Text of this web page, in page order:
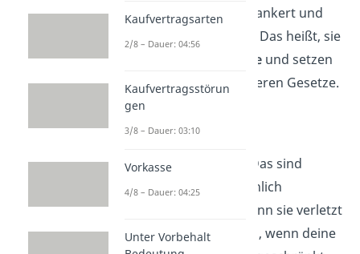
Landesverfassungen verankert und
haben
. Das heißt, sie
stehen an
oberster Stelle und setzen
den Rahmen für alle anderen Gesetze.
Du unterscheidest:
Subjektiv-rechtliche
Gewährleistungen:
Das sind
Rechte, die du persönlich
einklagen kannst, wenn sie verletzt
werden. Zum Beispiel, wenn deine
Kaufvertragsarten
2/8 – Dauer: 04:56
Kaufvertragsstörun
gen
3/8 – Dauer: 03:10
Vorkasse
4/8 – Dauer: 04:25
Unter Vorbehalt